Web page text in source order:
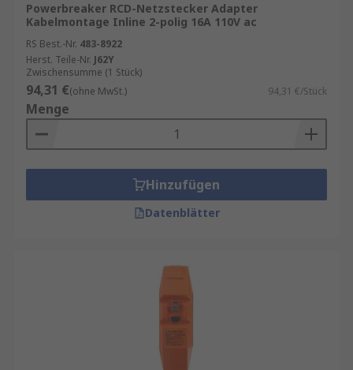
Powerbreaker RCD-Netzstecker Adapter
Kabelmontage Inline 2-polig 16A 110V ac
RS Best.-Nr. 483-8922
Herst. Teile-Nr. J62Y
Zwischensumme (1 Stück)
94,31 €(ohne MwSt.) 94,31 €/Stück
Menge
Hinzufügen
Datenblätter